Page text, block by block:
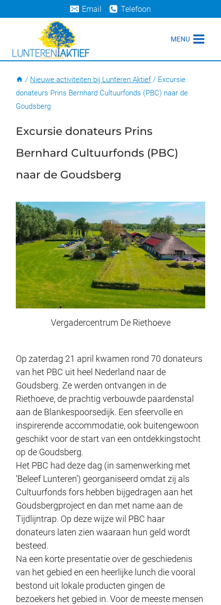
naar
Email Telefoon
MENU
/ Nieuwe activiteiten bij Lunteren Aktief / Excursie
donateurs Prins Bernhard Cultuurfonds (PBC) naar de
Goudsberg
Excursie donateurs Prins
Bernhard Cultuurfonds (PBC)
naar de Goudsberg
Vergadercentrum De Riethoeve
Op zaterdag 21 april kwamen rond 70 donateurs
van het PBC uit heel Nederland naar de
Goudsberg. Ze werden ontvangen in de
Riethoeve, de prachtig verbouwde paardenstal
aan de Blankespoorsedijk. Een sfeervolle en
inspirerende accommodatie, ook buitengewoon
geschikt voor de start van een ontdekkingstocht
op de Goudsberg.
Het PBC had deze dag (in samenwerking met
‘Beleef Lunteren’) georganiseerd omdat zij als
Cultuurfonds fors hebben bijgedragen aan het
Goudsbergproject en dan met name aan de
Tijdlijntrap. Op deze wijze wil PBC haar
donateurs laten zien waaraan hun geld wordt
besteed.
Na een korte presentatie over de geschiedenis
van het gebied en een heerlijke lunch die vooral
bestond uit lokale producten gingen de
bezoekers het gebied in. Voor de meeste mensen